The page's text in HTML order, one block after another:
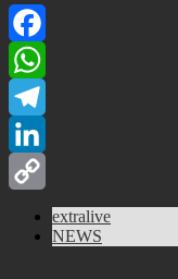
Facebook
WhatsApp
Telegram
LinkedIn
Link
extralive
NEWS